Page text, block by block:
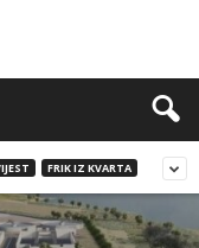
FRIK IZ KVARTA